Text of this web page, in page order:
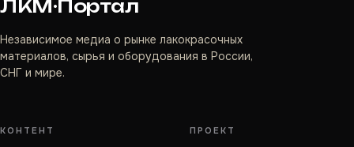
ЛКМ·Портал
Независимое медиа о рынке лакокрасочных
материалов, сырья и оборудования в России,
СНГ и мире.
КОНТЕНТ ПРОЕКТ